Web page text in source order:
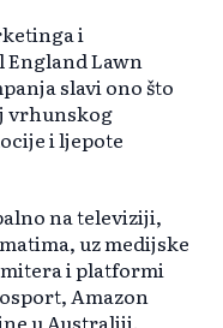
i
England Lawn
slavi ono što
vrhunskog
i ljepote
na televiziji,
uz medijske
i platformi
Amazon